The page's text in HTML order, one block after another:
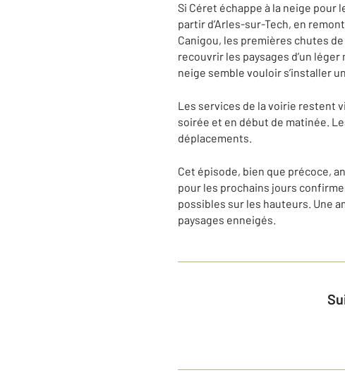
Si Céret échappe à la neige pour
partir d’Arles-sur-Tech, en
Canigou, les premières chutes
recouvrir les paysages d’un
neige semble vouloir s’installer
Les services de la voirie restent
soirée et en début de matinée.
déplacements.
Cet épisode, bien que précoce,
pour les prochains jours
possibles sur les hauteurs. Une
paysages enneigés.